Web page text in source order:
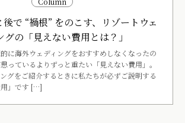
で “禍根” をのこす、リゾートウェ
グの「見えない費用とは？」
に海外ウェディングをおすすめしなくなったの
っているよりずっと重たい「見えない費用」。
グをご紹介するときに私たちが必ずご説明する
」です […]